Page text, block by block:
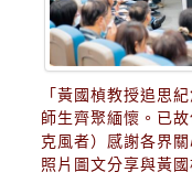
「黃國楨教授追思
師生齊聚緬懷。已
克風者）感謝各界
照片圖文分享與黃